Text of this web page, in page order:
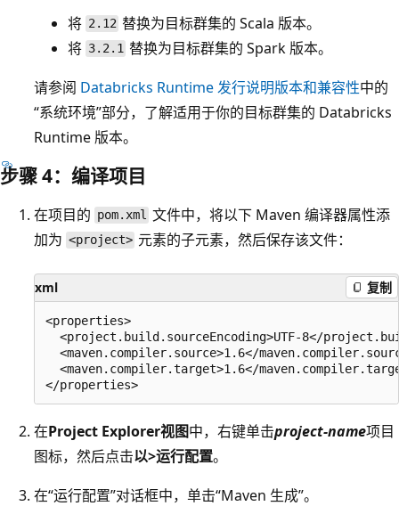
将 2.12 替换为目标群集的 Scala 版本。
将 3.2.1 替换为目标群集的 Spark 版本。
请参阅 Databricks Runtime 发行说明版本和兼容性中的
“系统环境”部分，了解适用于你的目标群集的 Databricks
Runtime 版本。
步骤 4：编译项目
在项目的 pom.xml 文件中，将以下 Maven 编译器属性添
加为 <project> 元素的子元素，然后保存该文件：
xml 复制
<properties>
<project.build.sourceEncoding>UTF-8</
<maven.compiler.source>1.6</
<maven.compiler.target>1.6</
在Project Explorer视图中，右键单击project-name项目
图标，然后点击以>运行配置。
在“运行配置”对话框中，单击“Maven 生成”。